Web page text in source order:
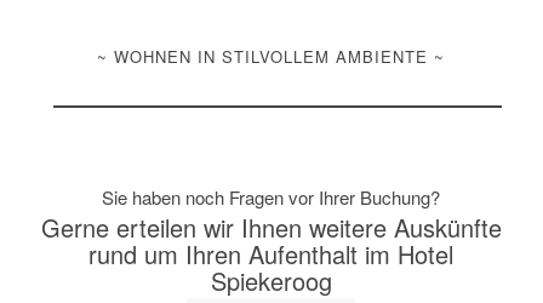
~ WOHNEN IN STILVOLLEM AMBIENTE ~
Sie haben noch Fragen vor Ihrer Buchung?
Gerne erteilen wir Ihnen weitere Auskünfte
rund um Ihren Aufenthalt im Hotel
Spiekeroog